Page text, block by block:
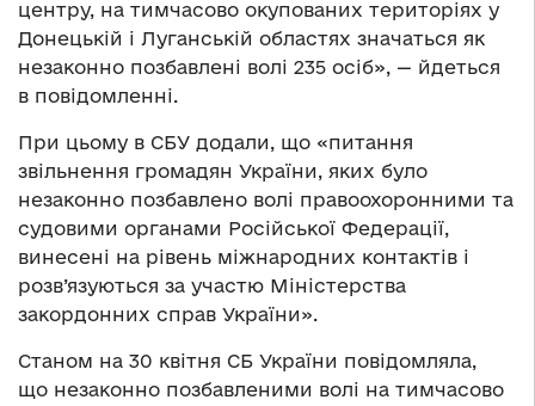
центру, на тимчасово окупованих територіях у
Донецькій і Луганській областях значаться як
незаконно позбавлені волі 235 осіб», — йдеться
в повідомленні.
При цьому в СБУ додали, що «питання
звільнення громадян України, яких було
незаконно позбавлено волі правоохоронними та
судовими органами Російської Федерації,
винесені на рівень міжнародних контактів і
розв’язуються за участю Міністерства
закордонних справ України».
Станом на 30 квітня СБ України повідомляла,
що незаконно позбавленими волі на тимчасово